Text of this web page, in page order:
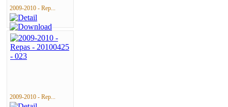
2009-2010 - Rep...
2009-2010 - Rep...